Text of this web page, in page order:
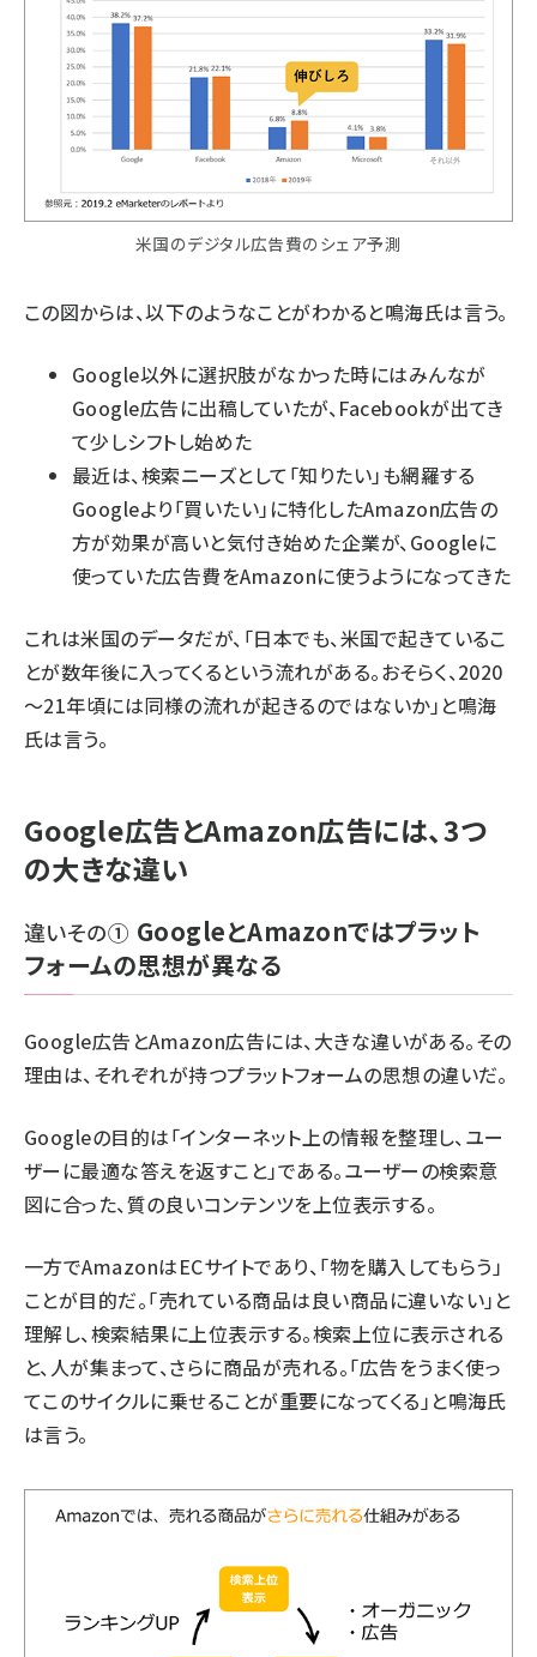
米国のデジタル広告費のシェア予測
この図からは、以下のようなことがわかると鳴海氏は言う。
Google以外に選択肢がなかった時にはみんなが
Google広告に出稿していたが、Facebookが出てき
て少しシフトし始めた
最近は、検索ニーズとして「知りたい」も網羅する
Googleより「買いたい」に特化したAmazon広告の
方が効果が高いと気付き始めた企業が、Googleに
使っていた広告費をAmazonに使うようになってきた
これは米国のデータだが、「日本でも、米国で起きているこ
とが数年後に入ってくるという流れがある。おそらく、2020
～21年頃には同様の流れが起きるのではないか」と鳴海
氏は言う。
Google広告とAmazon広告には、3つ
の大きな違い
違いその① GoogleとAmazonではプラット
フォームの思想が異なる
Google広告とAmazon広告には、大きな違いがある。その
理由は、それぞれが持つプラットフォームの思想の違いだ。
Googleの目的は「インターネット上の情報を整理し、ユー
ザーに最適な答えを返すこと」である。ユーザーの検索意
図に合った、質の良いコンテンツを上位表示する。
一方でAmazonはECサイトであり、「物を購入してもらう」
ことが目的だ。「売れている商品は良い商品に違いない」と
理解し、検索結果に上位表示する。検索上位に表示される
と、人が集まって、さらに商品が売れる。「広告をうまく使っ
てこのサイクルに乗せることが重要になってくる」と鳴海氏
は言う。